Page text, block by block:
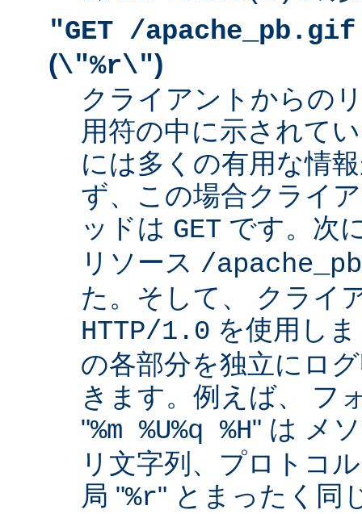
"GET /
(\"%r\")
クライアントからの
用符の中に示されて
には多くの有用な情
ず、この場合クライ
ッドは GET です。次
リソース /
た。そして、 クライ
HTTP/1.0 を使用し
の各部分を独立にロ
きます。例えば、 フ
"%m %U%q %H" は メ
リ文字列、プロトコ
局 "%r" とまったく同